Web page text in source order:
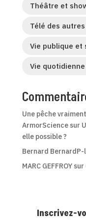
Théâtre et
Télé des autres
Vie publique et
Vie quotidienne
Une pêche
ArmorSciencesur
elle possible ?
Bernard BernardP-
MARC GEFFROYsur
Inscrivez-